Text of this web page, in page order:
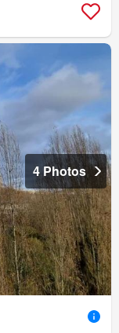
4 Photos